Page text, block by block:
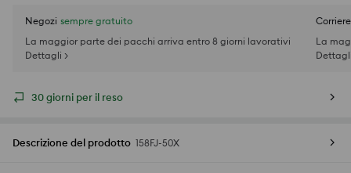
Negozi sempre gratuito
La maggior parte dei pacchi arriva entro 8 giorni lavorativi
Dettagli >
La
30 giorni per il reso
Descrizione del prodotto 158FJ-50X